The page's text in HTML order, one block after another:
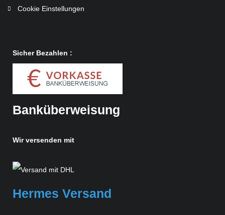
Cookie Einstellungen
Sicher Bezahlen :
Banküberweisung
Wir versenden mit
Hermes Versand